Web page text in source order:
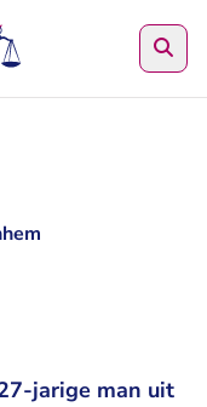
jarige man uit